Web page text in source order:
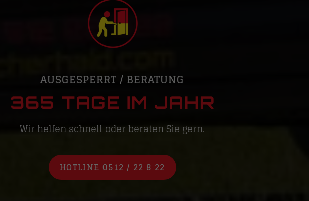
AUSGESPERRT / BERATUNG
365 TAGE IM JAHR
Wir helfen schnell oder beraten Sie gern.
HOTLINE 0512 / 22 8 22